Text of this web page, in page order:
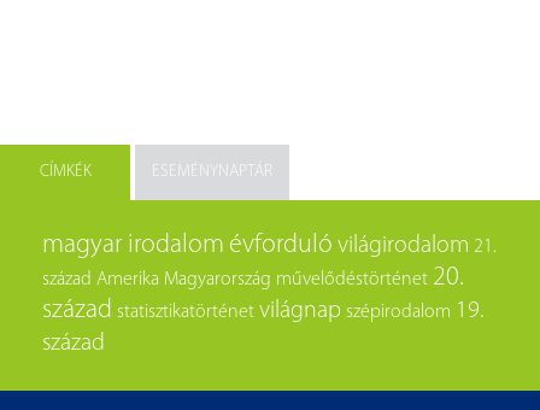
CÍMKÉK ESEMÉNYNAPTÁR
magyar irodalom évforduló világirodalom 21.
század Amerika Magyarország művelődéstörténet 20.
század statisztikatörténet világnap szépirodalom 19.
század